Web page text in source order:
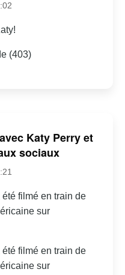
(403)
Katy Perry et
sociaux
été filmé en train de
sur
filmé en train de
sur